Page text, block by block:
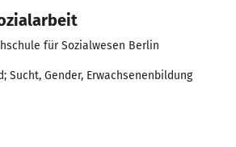
für Sozialwesen Berlin
Sucht, Gender, Erwachsenenbildung